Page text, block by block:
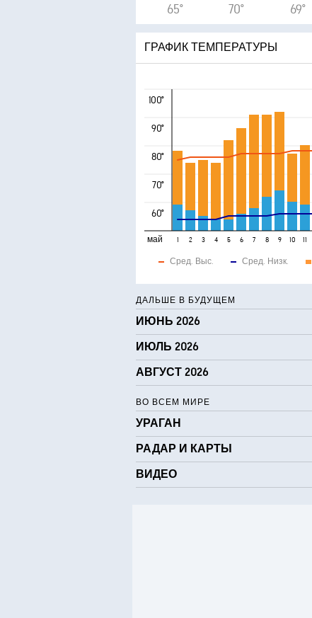
65°
70°
69°
ГРАФИК ТЕМПЕРАТУРЫ
100°
90°
80°
70°
60°
май 1 2 3 4 5 6 7 8 9 10 11
Сред. Выс. Сред. Низк.
ДАЛЬШЕ В БУДУЩЕМ
ИЮНЬ 2026
ИЮЛЬ 2026
АВГУСТ 2026
ВО ВСЕМ МИРЕ
УРАГАН
РАДАР И КАРТЫ
ВИДЕО